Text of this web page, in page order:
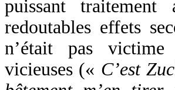
puissant
redoutables effets
n’était pas victime
vicieuses (« C’est